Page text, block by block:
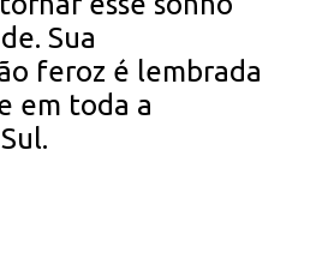
Sua
feroz é lembrada
em toda a